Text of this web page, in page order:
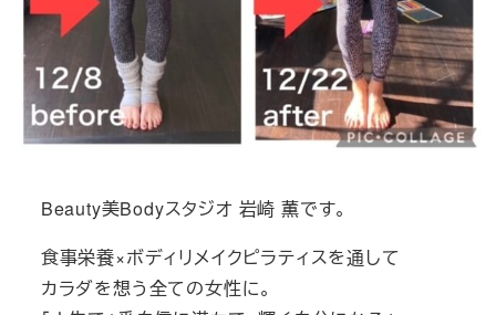
Beauty美Bodyスタジオ 岩崎 薫です。
食事栄養×ボディリメイクピラティスを通して
カラダを想う全ての女性に。